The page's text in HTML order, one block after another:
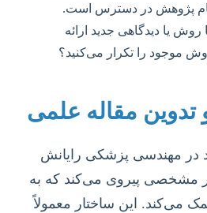
پژوهش در دسترس است.
روش یا دیدگاهی جدید ارائه
موجود را تکرار می‌کنید؟
در مهندسی پزشکی رایانش
مشخصی پیروی می‌کند که به
می‌کند. این ساختار معمولاً